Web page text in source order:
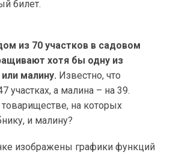
билет.
из 70 участков в садовом
хотя бы одну из
или малину. Известно, что
участках, а малина – на 39.
на которых
и малину?
изображены графики функций